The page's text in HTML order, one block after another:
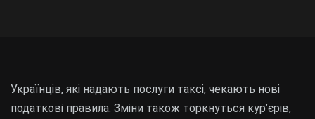
Українців, які надають послуги таксі, чекають нові
податкові правила. Зміни також торкнуться кур’єрів,